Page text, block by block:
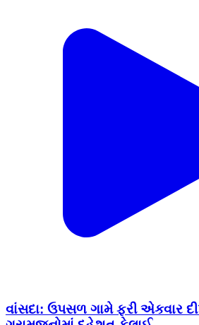
વાંસદા: ઉપસળ ગામે ફરી એકવાર